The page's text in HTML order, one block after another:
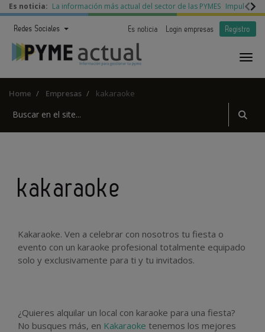
Es noticia: La información más actual del sector de las PYMES Impulso a
Redes Sociales Es noticia Login empresas Registro
Home Empresas kakaraoke
kakaraoke
Kakaraoke. Ven a celebrar con nosotros tu fiesta o
evento con un karaoke profesional totalmente equipado
solo y exclusivamente para ti y tu invitados.
¿Quieres alquilar un local con karaoke para una fiesta?
No busques más, en Kakaraoke tenemos los mejores